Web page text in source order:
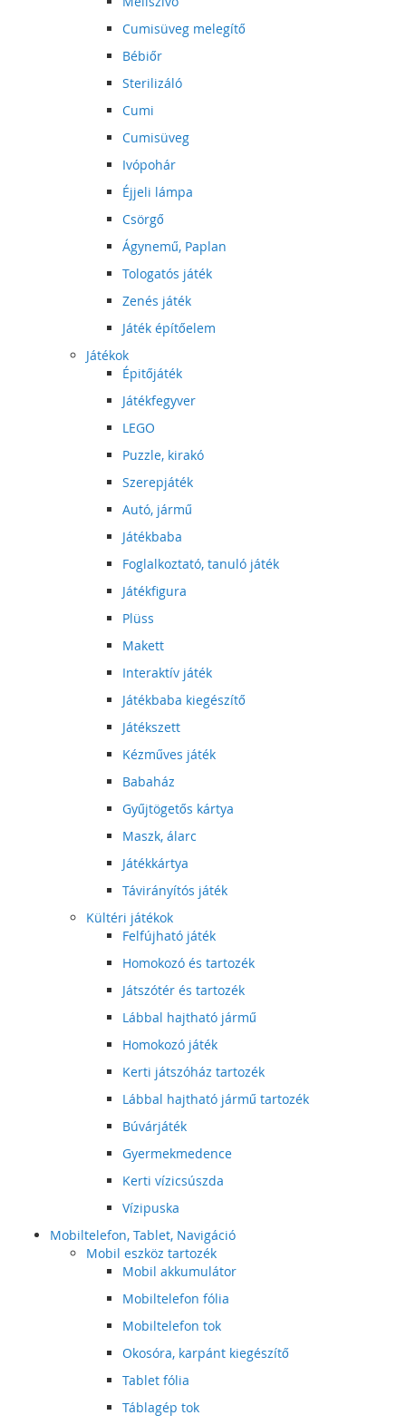
Cumisüveg melegítő
Bébiőr
Sterilizáló
Cumi
Cumisüveg
Ivópohár
Éjjeli lámpa
Csörgő
Ágynemű, Paplan
Tologatós játék
Zenés játék
Játék építőelem
Játékok
Épitőjáték
Játékfegyver
LEGO
Puzzle, kirakó
Szerepjáték
Autó, jármű
Játékbaba
Foglalkoztató, tanuló játék
Játékfigura
Plüss
Makett
Interaktív játék
Játékbaba kiegészítő
Játékszett
Kézműves játék
Babaház
Gyűjtögetős kártya
Maszk, álarc
Játékkártya
Távirányítós játék
Kültéri játékok
Felfújható játék
Homokozó és tartozék
Játszótér és tartozék
Lábbal hajtható jármű
Homokozó játék
Kerti játszóház tartozék
Lábbal hajtható jármű tartozék
Búvárjáték
Gyermekmedence
Kerti vízicsúszda
Vízipuska
Mobiltelefon, Tablet, Navigáció
Mobil eszköz tartozék
Mobil akkumulátor
Mobiltelefon fólia
Mobiltelefon tok
Okosóra, karpánt kiegészítő
Tablet fólia
Táblagép tok